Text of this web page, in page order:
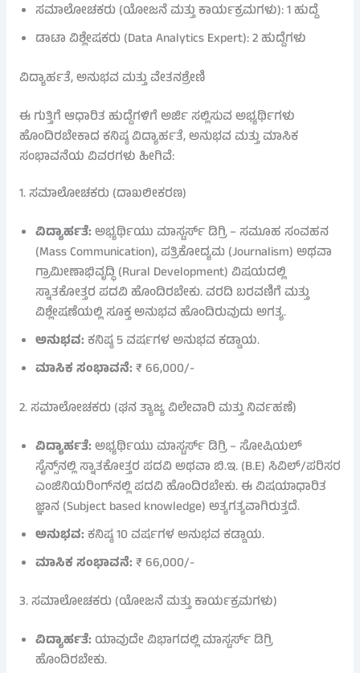
ಸಮಾಲೋಚಕರು (ಯೋಜನೆ ಮತ್ತು ಕಾರ್ಯಕ್ರಮಗಳು): 1 ಹುದ್ದೆ
ಡಾಟಾ ವಿಶ್ಲೇಷಕರು (Data Analytics Expert): 2 ಹುದ್ದೆಗಳು
ವಿದ್ಯಾರ್ಹತೆ, ಅನುಭವ ಮತ್ತು ವೇತನಶ್ರೇಣಿ
ಈ ಗುತ್ತಿಗೆ ಆಧಾರಿತ ಹುದ್ದೆಗಳಿಗೆ ಅರ್ಜಿ ಸಲ್ಲಿಸುವ ಅಭ್ಯರ್ಥಿಗಳು
ಹೊಂದಿರಬೇಕಾದ ಕನಿಷ್ಠ ವಿದ್ಯಾರ್ಹತೆ, ಅನುಭವ ಮತ್ತು ಮಾಸಿಕ
ಸಂಭಾವನೆಯ ವಿವರಗಳು ಹೀಗಿವೆ:
1. ಸಮಾಲೋಚಕರು (ದಾಖಲೀಕರಣ)
ವಿದ್ಯಾರ್ಹತೆ:ಅಭ್ಯರ್ಥಿಯು ಮಾಸ್ಟರ್ಸ್ ಡಿಗ್ರಿ – ಸಮೂಹ ಸಂವಹನ
(Mass Communication), ಪತ್ರಿಕೋದ್ಯಮ (Journalism) ಅಥವಾ
ಗ್ರಾಮೀಣಾಭಿವೃದ್ಧಿ (Rural Development) ವಿಷಯದಲ್ಲಿ
ಸ್ನಾತಕೋತ್ತರ ಪದವಿ ಹೊಂದಿರಬೇಕು. ವರದಿ ಬರವಣಿಗೆ ಮತ್ತು
ವಿಶ್ಲೇಷಣೆಯಲ್ಲಿ ಸೂಕ್ತ ಅನುಭವ ಹೊಂದಿರುವುದು ಅಗತ್ಯ.
ಅನುಭವ:ಕನಿಷ್ಠ 5 ವರ್ಷಗಳ ಅನುಭವ ಕಡ್ಡಾಯ.
ಮಾಸಿಕ ಸಂಭಾವನೆ:₹ 66,000/-
2. ಸಮಾಲೋಚಕರು (ಘನ ತ್ಯಾಜ್ಯ ವಿಲೇವಾರಿ ಮತ್ತು ನಿರ್ವಹಣೆ)
ವಿದ್ಯಾರ್ಹತೆ:ಅಭ್ಯರ್ಥಿಯು ಮಾಸ್ಟರ್ಸ್ ಡಿಗ್ರಿ – ಸೋಷಿಯಲ್
ಸೈನ್ಸ್‌ನಲ್ಲಿ ಸ್ನಾತಕೋತ್ತರ ಪದವಿ ಅಥವಾ ಬಿ.ಇ. (B.E) ಸಿವಿಲ್/ಪರಿಸರ
ಎಂಜಿನಿಯರಿಂಗ್‌ನಲ್ಲಿ ಪದವಿ ಹೊಂದಿರಬೇಕು. ಈ ವಿಷಯಾಧಾರಿತ
ಜ್ಞಾನ (Subject based knowledge) ಅತ್ಯಗತ್ಯವಾಗಿರುತ್ತದೆ.
ಅನುಭವ:ಕನಿಷ್ಠ 10 ವರ್ಷಗಳ ಅನುಭವ ಕಡ್ಡಾಯ.
ಮಾಸಿಕ ಸಂಭಾವನೆ:₹ 66,000/-
3. ಸಮಾಲೋಚಕರು (ಯೋಜನೆ ಮತ್ತು ಕಾರ್ಯಕ್ರಮಗಳು)
ವಿದ್ಯಾರ್ಹತೆ: ಯಾವುದೇ ವಿಭಾಗದಲ್ಲಿ ಮಾಸ್ಟರ್ಸ್ ಡಿಗ್ರಿ
ಹೊಂದಿರಬೇಕು.